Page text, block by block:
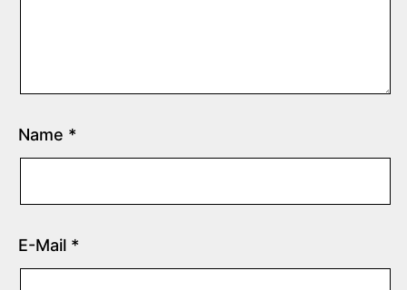
Name *
E-Mail *